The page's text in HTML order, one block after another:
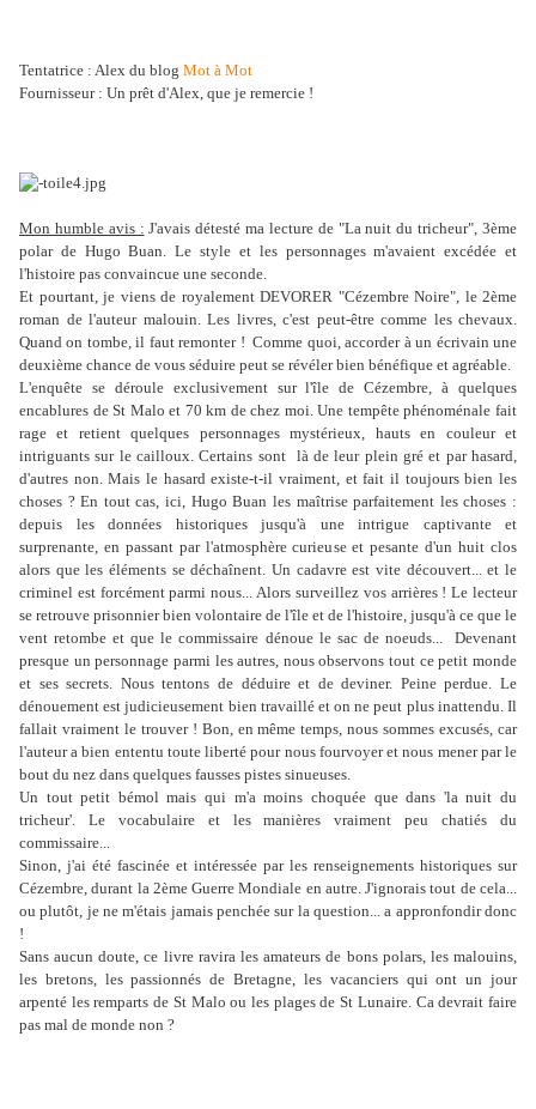
Tentatrice : Alex du blog Mot à Mot
Fournisseur : Un prêt d'Alex, que je remercie !
Mon humble avis : J'avais détesté ma lecture de "La nuit du tricheur", 3ème
polar de Hugo Buan. Le style et les personnages m'avaient excédée et
l'histoire pas convaincue une seconde.
Et pourtant, je viens de royalement DEVORER "Cézembre Noire", le 2ème
roman de l'auteur malouin. Les livres, c'est peut-être comme les chevaux.
Quand on tombe, il faut remonter ! Comme quoi, accorder à un écrivain une
deuxième chance de vous séduire peut se révéler bien bénéfique et agréable.
L'enquête se déroule exclusivement sur l'île de Cézembre, à quelques
encablures de St Malo et 70 km de chez moi. Une tempête phénoménale fait
rage et retient quelques personnages mystérieux, hauts en couleur et
intriguants sur le cailloux. Certains sont là de leur plein gré et par hasard,
d'autres non. Mais le hasard existe-t-il vraiment, et fait il toujours bien les
choses ? En tout cas, ici, Hugo Buan les maîtrise parfaitement les choses :
depuis les données historiques jusqu'à une intrigue captivante et
surprenante, en passant par l'atmosphère curieuse et pesante d'un huit clos
alors que les éléments se déchaînent. Un cadavre est vite découvert... et le
criminel est forcément parmi nous... Alors surveillez vos arrières ! Le lecteur
se retrouve prisonnier bien volontaire de l'île et de l'histoire, jusqu'à ce que le
vent retombe et que le commissaire dénoue le sac de noeuds... Devenant
presque un personnage parmi les autres, nous observons tout ce petit monde
et ses secrets. Nous tentons de déduire et de deviner. Peine perdue. Le
dénouement est judicieusement bien travaillé et on ne peut plus inattendu. Il
fallait vraiment le trouver ! Bon, en même temps, nous sommes excusés, car
l'auteur a bien ententu toute liberté pour nous fourvoyer et nous mener par le
bout du nez dans quelques fausses pistes sinueuses.
Un tout petit bémol mais qui m'a moins choquée que dans 'la nuit du
tricheur'. Le vocabulaire et les manières vraiment peu chatiés du
commissaire...
Sinon, j'ai été fascinée et intéressée par les renseignements historiques sur
Cézembre, durant la 2ème Guerre Mondiale en autre. J'ignorais tout de cela...
ou plutôt, je ne m'étais jamais penchée sur la question... a appronfondir donc
!
Sans aucun doute, ce livre ravira les amateurs de bons polars, les malouins,
les bretons, les passionnés de Bretagne, les vacanciers qui ont un jour
arpenté les remparts de St Malo ou les plages de St Lunaire. Ca devrait faire
pas mal de monde non ?